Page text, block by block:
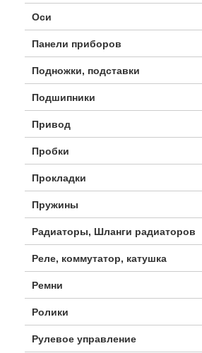
Оси
Панели приборов
Подножки, подставки
Подшипники
Привод
Пробки
Прокладки
Пружины
Радиаторы, Шланги радиаторов
Реле, коммутатор, катушка
Ремни
Ролики
Рулевое управление